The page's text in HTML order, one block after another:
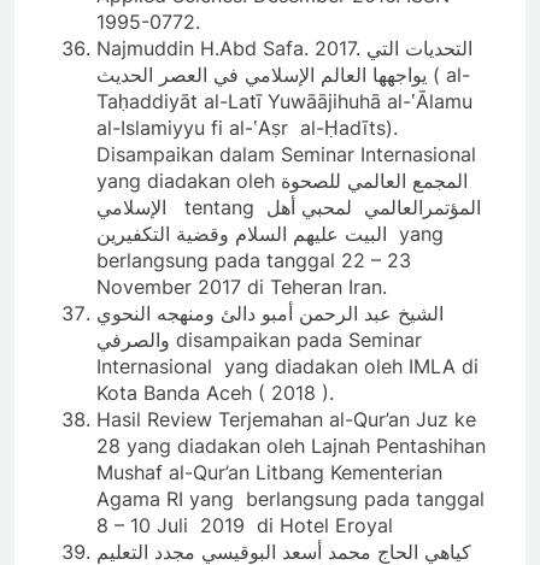
1995-0772.
Najmuddin H.Abd Safa. 2017. التحديات التي
يواجهها العالم الإسلامي في العصر الحديث ( al-
Taḥaddiyāt al-Latī Yuwāājihuhā al-ʽĀlamu
al-Islamiyyu fi al-ʽAṣr al-Ḥadīts).
Disampaikan dalam Seminar Internasional
yang diadakan oleh المجمع العالمي للصحوة
الإسلامي tentang المؤتمرالعالمي لمحبي أهل
البيت عليهم السلام وقضية التكفيرين yang
berlangsung pada tanggal 22 – 23
November 2017 di Teheran Iran.
الشيخ عبد الرحمن أمبو دالئ ومنهجه النحوي
والصرفي disampaikan pada Seminar
Internasional yang diadakan oleh IMLA di
Kota Banda Aceh ( 2018 ).
Hasil Review Terjemahan al-Qur’an Juz ke
28 yang diadakan oleh Lajnah Pentashihan
Mushaf al-Qur’an Litbang Kementerian
Agama RI yang berlangsung pada tanggal
8 – 10 Juli 2019 di Hotel Eroyal
كياهي الحاج محمد أسعد البوقيسي مجدد التعليم